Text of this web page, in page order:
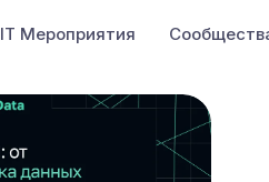
IT Мероприятия